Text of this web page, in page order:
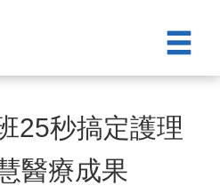
25秒搞定護理
醫療成果